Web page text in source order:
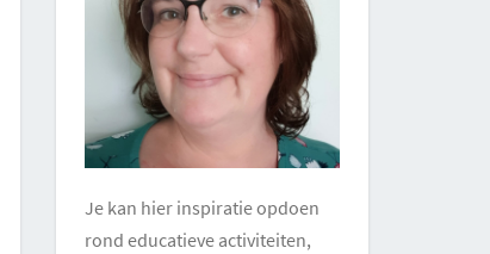
Je kan hier inspiratie opdoen
rond educatieve activiteiten,